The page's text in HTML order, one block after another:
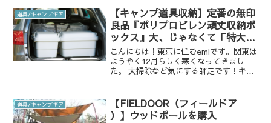
い！と思って調べて...
道具/キャンプギア
【キャンプ道具収納】定番の無印
良品『ポリプロピレン頑丈収納ボ
ックス』大、じゃなくて「特大」
の紹介
こんにちは！東京に住むemiです。関東は
ようやく12月らしく寒くなってきまし
た。 大掃除など気にする師走です！キャ
良品の「ポリプロピレン頑丈収納ボック
ス」の特大を買いま...
道具/キャンプギア
【FIELDOOR（フィールドア
）】ウッドポールを購入